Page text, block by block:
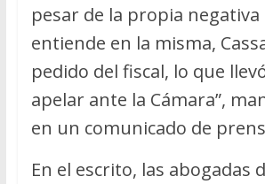
pesar de la propia negativa
entiende en la misma,
pedido del fiscal, lo que
apelar ante la Cámara”,
en un comunicado de
En el escrito, las abogadas